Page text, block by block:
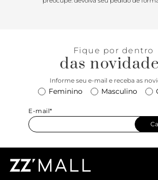
Fique por dentro
das
Informe seu e-mail e receba as
Feminino Masculino
E-mail*